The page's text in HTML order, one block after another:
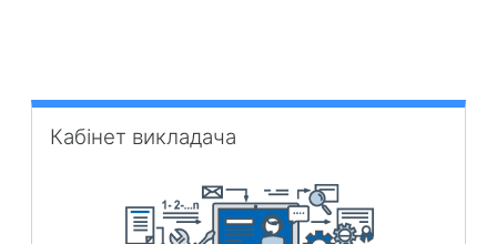
Пропустити Кабінет викладача
Кабінет викладача